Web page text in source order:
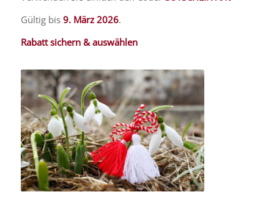
Gültig bis 9. März 2026.
Rabatt sichern & auswählen